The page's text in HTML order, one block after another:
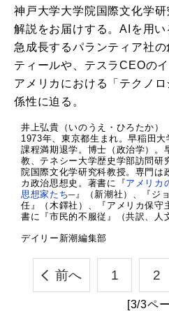
神戸大学大学院国際文化学
解説をお届けする。AIを用
急成長するパランティア社の
ティールや、テスラCEOの
アメリカにおける「テクノ
係性に迫る。
井上弘貴（いのうえ・ひろたか）
1973年、東京都生まれ。早稲田
課程満期退学。博士（政治学）。
教、テネシー大学歴史学部訪問研
院国際文化学研究科教授。専門は
カ政治思想史。著書に『アメリカ
思想家たち─』（新潮社）、『ジ
任』（木鐸社）、『アメリカ保守
書に『市民的不服従』（共訳、人
デイリー新潮編集部
前へ 1 2
[3/3ペ